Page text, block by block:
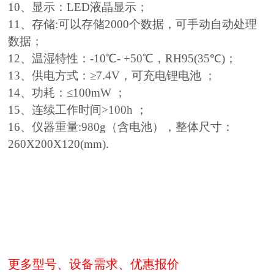
10、显示：LED液晶显示；
11、存储:可以存储2000个数据，可手动自动处理
数据；
12、温湿特性：-10℃- +50℃，RH95(35℃)；
13、供电方式：≥7.4V，可充电锂电池 ；
14、功耗：≤100mW ；
15、连续工作时间>100h ；
16、仪器重量:980g（含电池），整体尺寸：
260X200X120(mm).
更多型号、设备需求、优惠报价